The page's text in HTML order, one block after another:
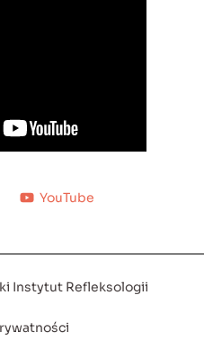
YouTube
Instytut Refleksologii